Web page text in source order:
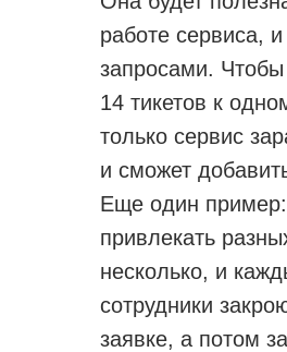
работе сервиса,
запросами.
14 тикетов к
только сервис
и сможет
Еще один
привлекать
несколько, и
сотрудники
заявке, а потом